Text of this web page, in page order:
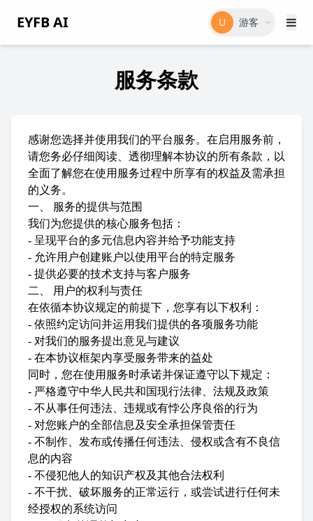
EYFB AI U 游客
服务条款
感谢您选择并使用我们的平台服务。在启用服务前，
请您务必仔细阅读、透彻理解本协议的所有条款，以
全面了解您在使用服务过程中所享有的权益及需承担
的义务。
一、 服务的提供与范围
我们为您提供的核心服务包括：
- 呈现平台的多元信息内容并给予功能支持
- 允许用户创建账户以使用平台的特定服务
- 提供必要的技术支持与客户服务
二、 用户的权利与责任
在依循本协议规定的前提下，您享有以下权利：
- 依照约定访问并运用我们提供的各项服务功能
- 对我们的服务提出意见与建议
- 在本协议框架内享受服务带来的益处
同时，您在使用服务时承诺并保证遵守以下规定：
- 严格遵守中华人民共和国现行法律、法规及政策
- 不从事任何违法、违规或有悖公序良俗的行为
- 对您账户的全部信息及安全承担保管责任
- 不制作、发布或传播任何违法、侵权或含有不良信
息的内容
- 不侵犯他人的知识产权及其他合法权利
- 不干扰、破坏服务的正常运行，或尝试进行任何未
经授权的系统访问